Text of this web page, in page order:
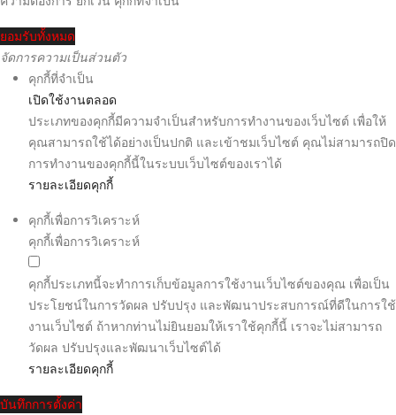
ยอมรับทั้งหมด
จัดการความเป็นส่วนตัว
คุกกี้ที่จำเป็น
เปิดใช้งานตลอด
ประเภทของคุกกี้มีความจำเป็นสำหรับการทำงานของเว็บไซต์ เพื่อให้
คุณสามารถใช้ได้อย่างเป็นปกติ และเข้าชมเว็บไซต์ คุณไม่สามารถปิด
การทำงานของคุกกี้นี้ในระบบเว็บไซต์ของเราได้
รายละเอียดคุกกี้
คุกกี้เพื่อการวิเคราะห์
คุกกี้เพื่อการวิเคราะห์
คุกกี้ประเภทนี้จะทำการเก็บข้อมูลการใช้งานเว็บไซต์ของคุณ เพื่อเป็น
ประโยชน์ในการวัดผล ปรับปรุง และพัฒนาประสบการณ์ที่ดีในการใช้
งานเว็บไซต์ ถ้าหากท่านไม่ยินยอมให้เราใช้คุกกี้นี้ เราจะไม่สามารถ
วัดผล ปรับปรุงและพัฒนาเว็บไซต์ได้
รายละเอียดคุกกี้
บันทึกการตั้งค่า